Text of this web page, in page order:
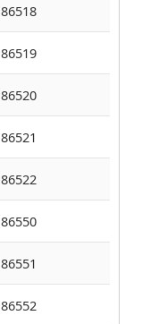
86518
86519
86520
86521
86522
86550
86551
86552